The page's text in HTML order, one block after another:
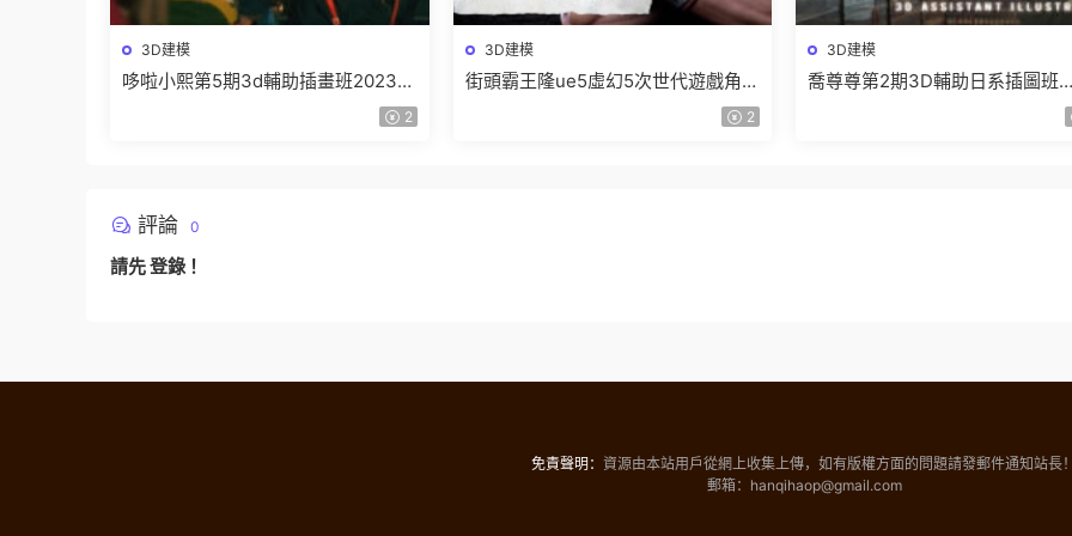
3D建模
哆啦小熙第5期3d輔助插畫班2023年
2
3D建模
街頭霸王隆ue5虛幻5次世代遊戲角色
制作全流程2024【畫質超清有大部
2
3D建模
喬尊尊第2期3D輔助日系插圖班
2023【畫質高清有大部分素材】
評論 0
請先登錄 ！
免責聲明： 資源由本站用戶從網上收集上傳，如有版權方面的問題請發郵件通知站長
郵箱：hanqihaop@gmail.com